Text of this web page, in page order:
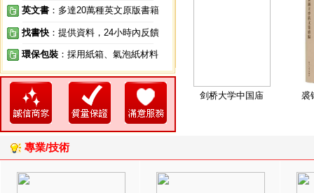
英文書 ：多達20萬種英文原版書籍
找書快 ：提供資料，24小時內反饋
環保包裝 ：採用紙箱、氣泡紙材料
剑桥大学中国庙 裘
專業/技術